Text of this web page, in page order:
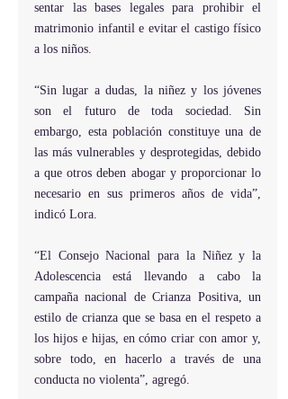
sentar las bases legales para prohibir el
matrimonio infantil e evitar el castigo físico
a los niños.
“Sin lugar a dudas, la niñez y los jóvenes
son el futuro de toda sociedad. Sin
embargo, esta población constituye una de
las más vulnerables y desprotegidas, debido
a que otros deben abogar y proporcionar lo
necesario en sus primeros años de vida”,
indicó Lora.
“El Consejo Nacional para la Niñez y la
Adolescencia está llevando a cabo la
campaña nacional de Crianza Positiva, un
estilo de crianza que se basa en el respeto a
los hijos e hijas, en cómo criar con amor y,
sobre todo, en hacerlo a través de una
conducta no violenta”, agregó.